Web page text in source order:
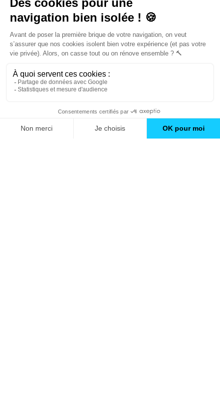
conseils et inspirations
Trouver une agence